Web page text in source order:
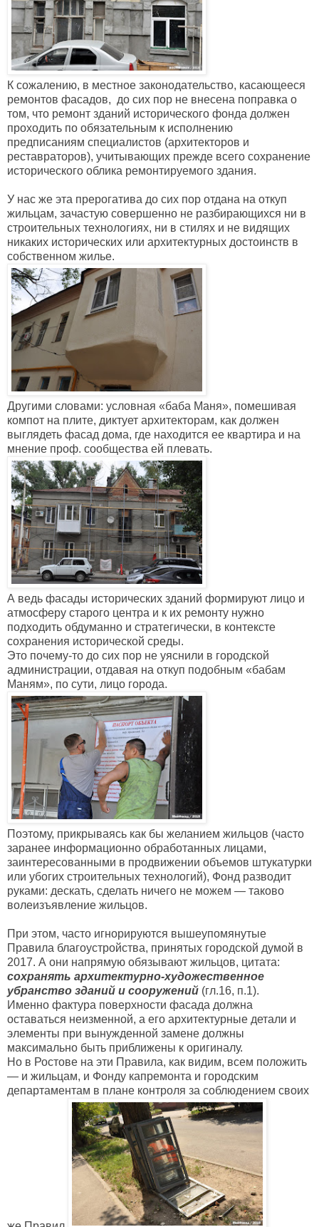
К сожалению, в местное законодательство, касающееся
ремонтов фасадов, до сих пор не внесена поправка о
том, что ремонт зданий исторического фонда должен
проходить по обязательным к исполнению
предписаниям специалистов (архитекторов и
реставраторов), учитывающих прежде всего сохранение
исторического облика ремонтируемого здания.
У нас же эта прерогатива до сих пор отдана на откуп
жильцам, зачастую совершенно не разбирающихся ни в
строительных технологиях, ни в стилях и не видящих
никаких исторических или архитектурных достоинств в
собственном жилье.
Другими словами: условная «баба Маня», помешивая
компот на плите, диктует архитекторам, как должен
выглядеть фасад дома, где находится ее квартира и на
мнение проф. сообщества ей плевать.
А ведь фасады исторических зданий формируют лицо и
атмосферу старого центра и к их ремонту нужно
подходить обдуманно и стратегически, в контексте
сохранения исторической среды.
Это почему-то до сих пор не уяснили в городской
администрации, отдавая на откуп подобным «бабам
Маням», по сути, лицо города.
Поэтому, прикрываясь как бы желанием жильцов (часто
заранее информационно обработанных лицами,
заинтересованными в продвижении объемов штукатурки
или убогих строительных технологий), Фонд разводит
руками: дескать, сделать ничего не можем — таково
волеизъявление жильцов.
При этом, часто игнорируются вышеупомянутые
Правила благоустройства, принятых городской думой в
2017. А они напрямую обязывают жильцов, цитата:
сохранять архитектурно-художественное
убранство зданий и сооружений (гл.16, п.1).
Именно фактура поверхности фасада должна
оставаться неизменной, а его архитектурные детали и
элементы при вынужденной замене должны
максимально быть приближены к оригиналу.
Но в Ростове на эти Правила, как видим, всем положить
— и жильцам, и Фонду капремонта и городским
департаментам в плане контроля за соблюдением своих